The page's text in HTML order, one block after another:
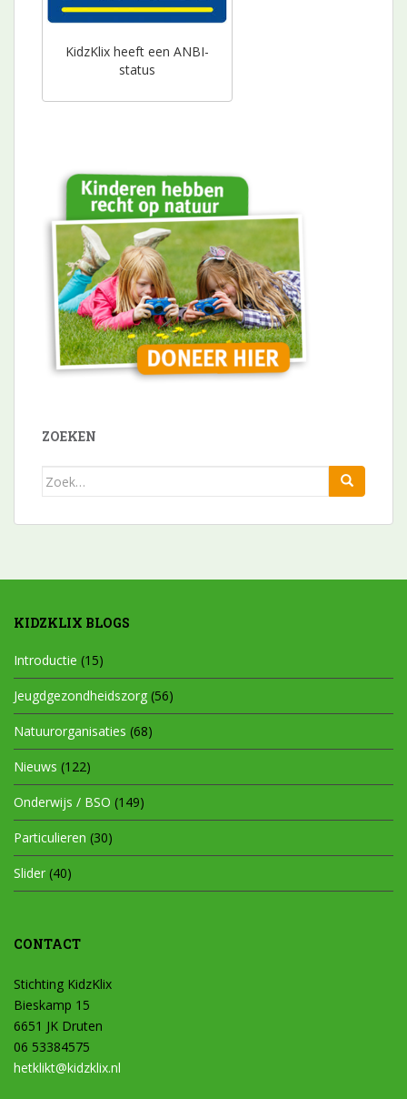
KidzKlix heeft een ANBI-
status
ZOEKEN
Zoek
KIDZKLIX BLOGS
Introductie (15)
Jeugdgezondheidszorg (56)
Natuurorganisaties (68)
Nieuws (122)
Onderwijs / BSO (149)
Particulieren (30)
Slider (40)
CONTACT
Stichting KidzKlix
Bieskamp 15
6651 JK Druten
06 53384575
hetklikt@kidzklix.nl